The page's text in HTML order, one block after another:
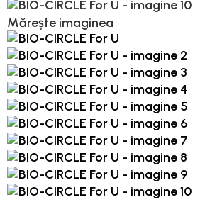
Mărește imaginea